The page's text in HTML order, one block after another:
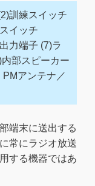
訓練スイッチ
イッチ
力端子 (7)ラ
部スピーカー
アンテナ／
端末に送出する
常にラジオ放送
する機器ではあ